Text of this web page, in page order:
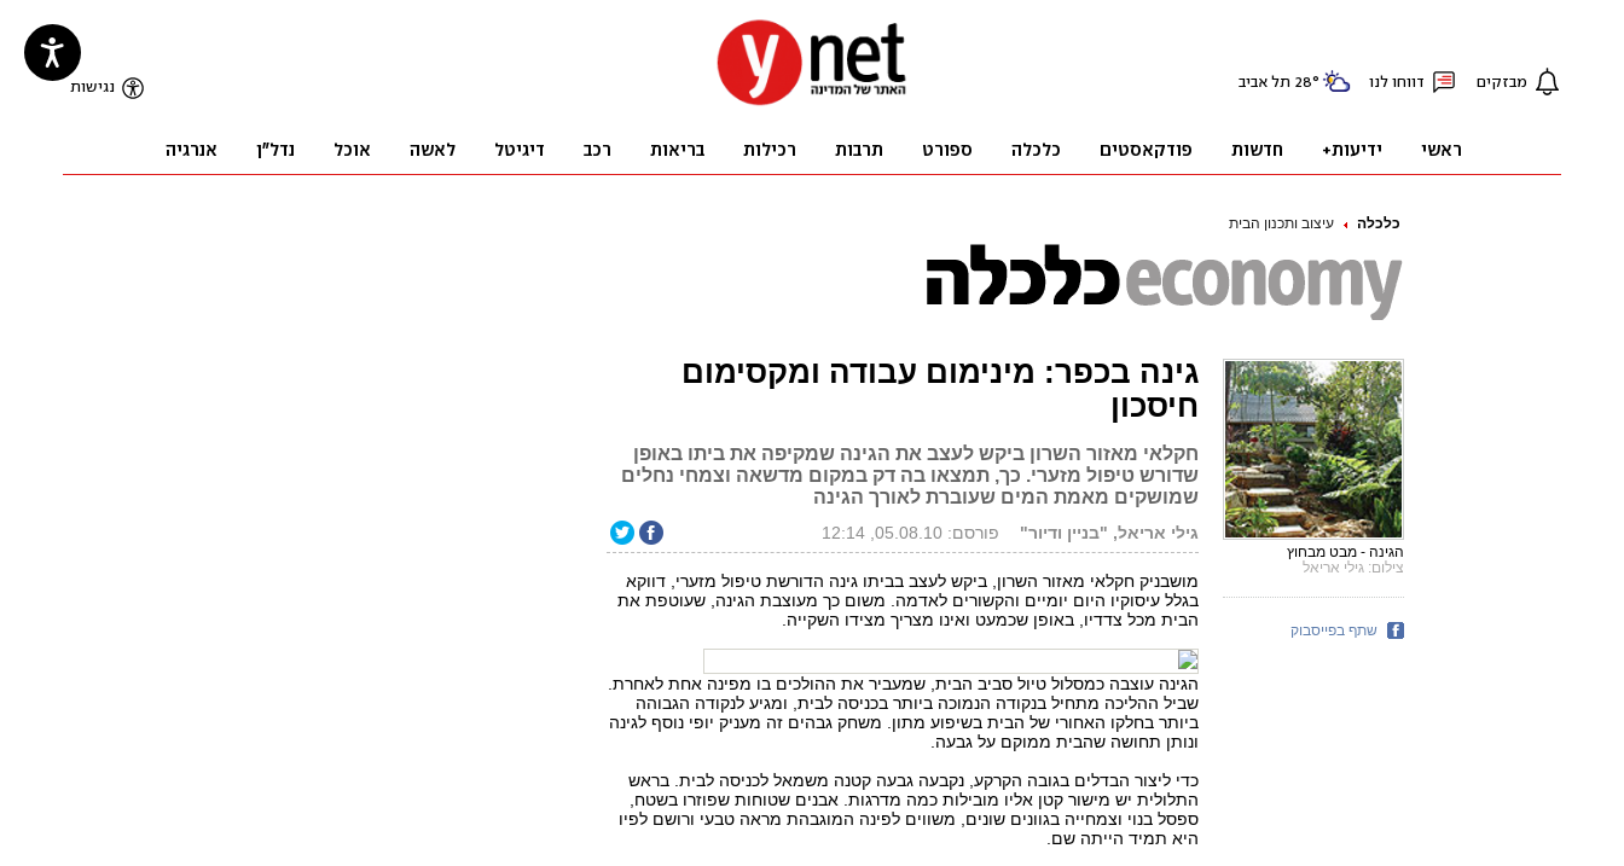
כלכלה עיצוב ותכנון הבית
גינה בכפר: מינימום עבודה ומקסימום
חיסכון
חקלאי מאזור השרון ביקש לעצב את הגינה שמקיפה את ביתו באופן
שדורש טיפול מזערי. כך, תמצאו בה דק במקום מדשאה וצמחי נחלים
שמושקים מאמת המים שעוברת לאורך הגינה
גילי אריאל, "בניין ודיור" פורסם: 05.08.10, 12:14
מושבניק חקלאי מאזור השרון, ביקש לעצב בביתו גינה הדורשת טיפול מזערי, דווקא
בגלל עיסוקיו היום יומיים והקשורים לאדמה. משום כך מעוצבת הגינה, שעוטפת את
הבית מכל צדדיו, באופן שכמעט ואינו מצריך מצידו השקייה.
הגינה עוצבה כמסלול טיול סביב הבית, שמעביר את ההולכים בו מפינה אחת לאחרת.
שביל ההליכה מתחיל בנקודה הנמוכה ביותר בכניסה לבית, ומגיע לנקודה הגבוהה
ביותר בחלקו האחורי של הבית בשיפוע מתון. משחק גבהים זה מעניק יופי נוסף לגינה
ונותן תחושה שהבית ממוקם על גבעה.
כדי ליצור הבדלים בגובה הקרקע, נקבעה גבעה קטנה משמאל לכניסה לבית. בראש
התלולית יש מישור קטן אליו מובילות כמה מדרגות. אבנים שטוחות שפוזרו בשטח,
ספסל בנוי וצמחייה בגוונים שונים, משווים לפינה המוגבהת מראה טבעי ורושם לפיו
היא תמיד הייתה שם.
הגינה - מבט מבחוץ
צילום: גילי אריאל
שתף בפייסבוק